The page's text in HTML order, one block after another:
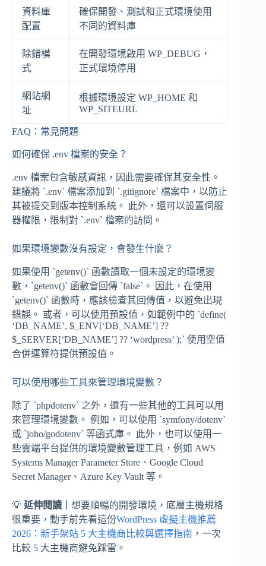
資料庫
配置
確保開發、測試和正式環境使用
不同的資料庫
除錯模
式
在開發環境啟用 WP_DEBUG，
正式環境停用
網站網
址
根據環境設定 WP_HOME 和
WP_SITEURL
FAQ：常見問題
如何確保 .env 檔案的安全？
.env 檔案包含敏感資訊，因此需要確保其安全性。
建議將 `.env` 檔案添加到 `.gitignore` 檔案中，以防止
其被提交到版本控制系統。 此外，還可以設置伺服
器權限，限制對 `.env` 檔案的訪問。
如果環境變數沒有設定，會發生什麼？
如果使用 `getenv()` 函數讀取一個未設定的環境變
數，`getenv()` 函數會回傳 `false`。 因此，在使用
`getenv()` 函數時，應該檢查其回傳值，以避免出現
錯誤。 或者，可以使用預設值，如範例中的 `define(
‘DB_NAME’, $_ENV[‘DB_NAME’] ??
$_SERVER[‘DB_NAME’] ?? ‘wordpress’ );` 使用空值
合併運算符提供預設值。
可以使用哪些工具來管理環境變數？
除了 `phpdotenv` 之外，還有一些其他的工具可以用
來管理環境變數。 例如，可以使用 `symfony/dotenv`
或 `joho/godotenv` 等函式庫。 此外，也可以使用一
些雲端平台提供的環境變數管理工具，例如 AWS
Systems Manager Parameter Store、Google Cloud
Secret Manager、Azure Key Vault 等。
💡 延伸閱讀｜ 想要順暢的開發環境，底層主機規格
很重要，動手前先看這份WordPress 虛擬主機推薦
2026：新手架站 5 大主機商比較與選擇指南 ，一次
比較 5 大主機商避免踩雷。